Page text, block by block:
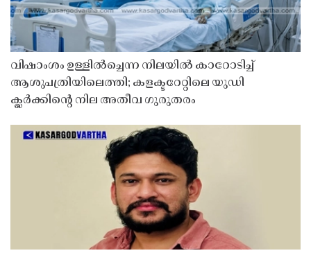
വിഷാംശം ഉള്ളിൽച്ചെന്ന നിലയിൽ കാറോടിച്ച്
ആശുപത്രിയിലെത്തി; കളക്ടറേറ്റിലെ യുഡി
ക്ലർക്കിൻ്റെ നില അതീവ ഗുരുതരം